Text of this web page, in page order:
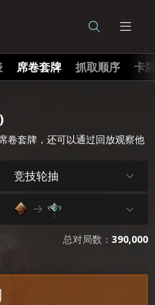
席卷套牌 抓取顺序 卡
卷套牌，还可以通过回放观察他
竞技轮抽
总对局数： 390,000